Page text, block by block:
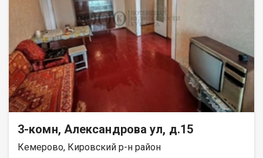
3-комн, Александрова ул, д.15
Кемерово, Кировский р-н район